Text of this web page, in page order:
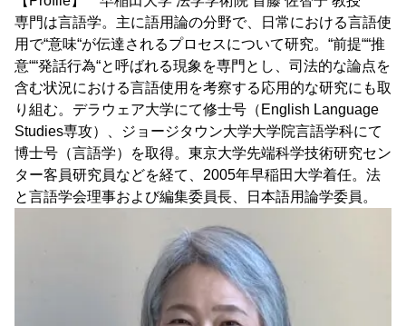
専門は言語学。主に語用論の分野で、日常における言語使
用で“意味“が伝達されるプロセスについて研究。“前提““推
意““発話行為“と呼ばれる現象を専門とし、司法的な論点を
含む状況における言語使用を考察する応用的な研究にも取
り組む。デラウェア大学にて修士号（English Language
Studies専攻）、ジョージタウン大学大学院言語学科にて
博士号（言語学）を取得。東京大学先端科学技術研究セン
ター客員研究員などを経て、2005年早稲田大学着任。法
と言語学会理事および編集委員長、日本語用論学委員。